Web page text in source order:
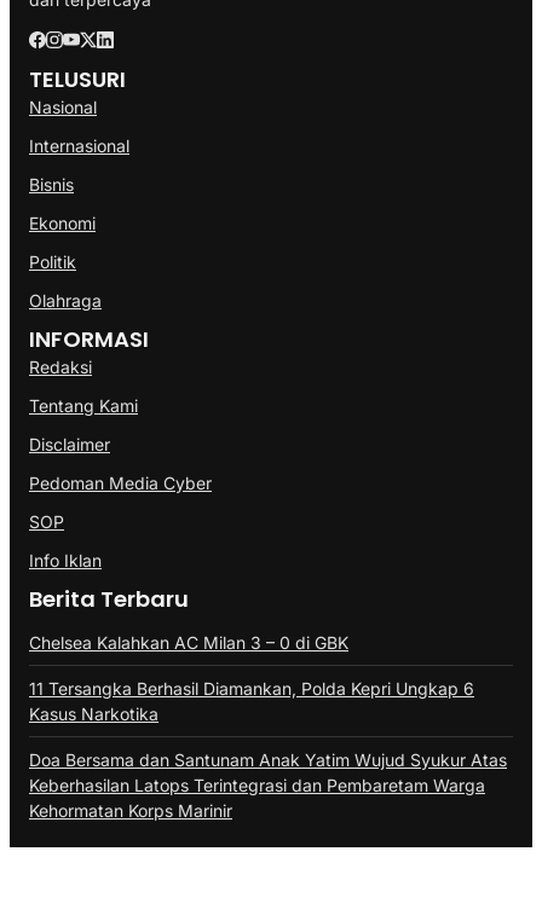
TELUSURI
Nasional
Internasional
Bisnis
Ekonomi
Politik
Olahraga
INFORMASI
Redaksi
Tentang Kami
Disclaimer
Pedoman Media Cyber
SOP
Info Iklan
Berita Terbaru
Chelsea Kalahkan AC Milan 3 – 0 di GBK
11 Tersangka Berhasil Diamankan, Polda Kepri Ungkap 6
Kasus Narkotika
Doa Bersama dan Santunam Anak Yatim Wujud Syukur Atas
Keberhasilan Latops Terintegrasi dan Pembaretam Warga
Kehormatan Korps Marinir